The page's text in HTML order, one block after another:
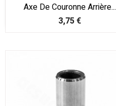
Axe De Couronne Arrière...
Prix
3,75 €